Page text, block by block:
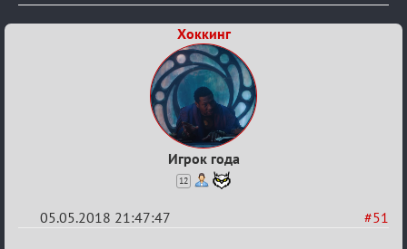
Хоккинг
Игрок года
12
#51
05.05.2018 21:47:47